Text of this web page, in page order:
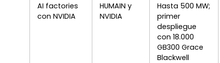
AI factories
con NVIDIA
HUMAIN y
NVIDIA
Hasta 500 MW;
primer
despliegue
con 18.000
GB300 Grace
Blackwell